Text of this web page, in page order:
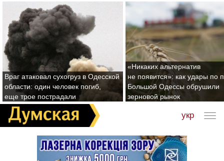
Враг атаковал сухогруз в Одесской
области: один человек погиб,
еще трое пострадали
«Никаких альтернатив
не появится»: как удары по
Большой Одессы обрушили
зерновой рынок
укр